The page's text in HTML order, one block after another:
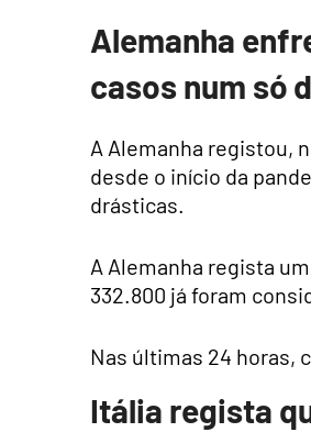
Alemanha
casos num só
A Alemanha registou,
desde o início da
drásticas.
A Alemanha regista
332.800 já foram
Nas últimas 24 horas,
Itália regista